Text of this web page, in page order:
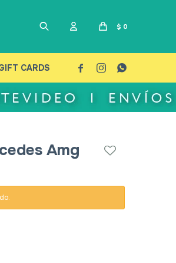
CARDS
$ 0
  
Amg